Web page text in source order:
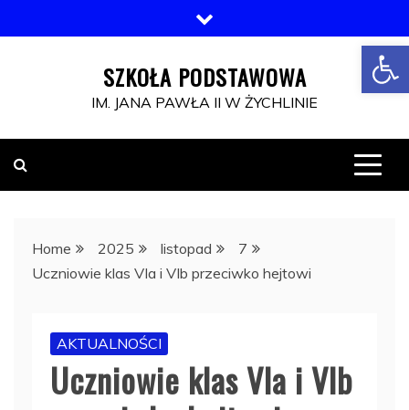
Open toolbar
to
SZKOŁA PODSTAWOWA
IM. JANA PAWŁA II W ŻYCHLINIE
Home 2025 listopad
7
Uczniowie klas VIa i VIb przeciwko hejtowi
AKTUALNOŚCI
Uczniowie klas VIa i VIb